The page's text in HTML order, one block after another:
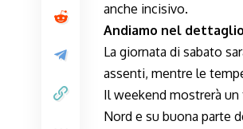
anche incisivo.
Andiamo nel
La giornata di sabato
assenti, mentre le
Il weekend mostrerà
Nord e su buona parte